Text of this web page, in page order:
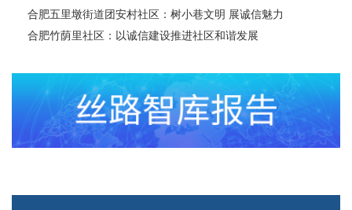
合肥五里墩街道团安村社区：树小巷文明 展诚信魅力
合肥竹荫里社区：以诚信建设推进社区和谐发展